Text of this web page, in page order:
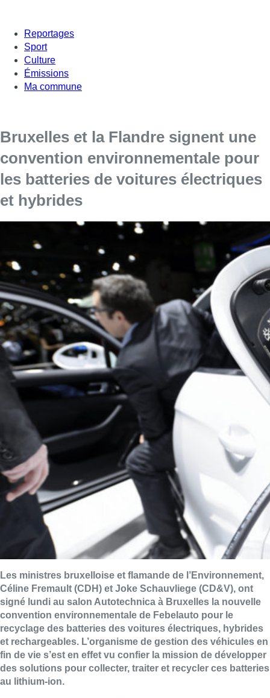
Reportages
Sport
Culture
Émissions
Ma commune
Bruxelles et la Flandre signent une
convention environnementale pour
les batteries de voitures électriques
et hybrides
Les ministres bruxelloise et flamande de l’Environnement,
Céline Fremault (CDH) et Joke Schauvliege (CD&V), ont
signé lundi au salon Autotechnica à Bruxelles la nouvelle
convention environnementale de Febelauto pour le
recyclage des batteries des voitures électriques, hybrides
et rechargeables. L’organisme de gestion des véhicules en
fin de vie s’est en effet vu confier la mission de développer
des solutions pour collecter, traiter et recycler ces batteries
au lithium-ion.